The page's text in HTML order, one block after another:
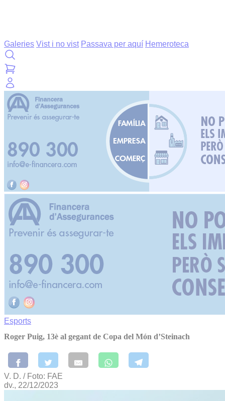
Galeries Vist i no vist Passava per aquí Hemeroteca
Esports
Roger Puig, 13è al gegant de Copa del Món d’Steinach
V. D. / Foto: FAE
dv., 22/12/2023